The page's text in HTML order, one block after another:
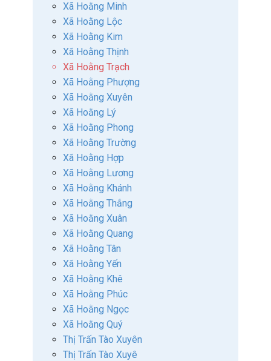
Xã Hoằng Minh
Xã Hoằng Lộc
Xã Hoằng Kim
Xã Hoằng Thịnh
Xã Hoằng Trạch
Xã Hoằng Phượng
Xã Hoằng Xuyên
Xã Hoằng Lý
Xã Hoằng Phong
Xã Hoằng Trường
Xã Hoằng Hợp
Xã Hoằng Lương
Xã Hoằng Khánh
Xã Hoằng Thắng
Xã Hoằng Xuân
Xã Hoằng Quang
Xã Hoằng Tân
Xã Hoằng Yến
Xã Hoằng Khê
Xã Hoằng Phúc
Xã Hoằng Ngọc
Xã Hoằng Quý
Thị Trấn Tào Xuyên
Thị Trấn Tào Xuyê